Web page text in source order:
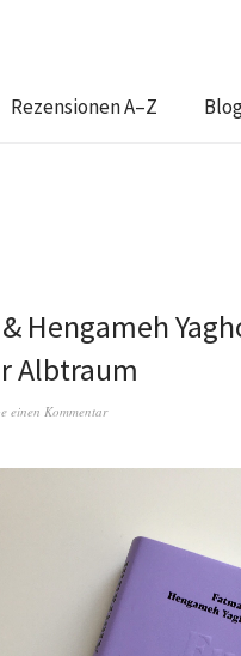
Rezensionen A–Z
Hengameh
Albtraum
einen Kommentar